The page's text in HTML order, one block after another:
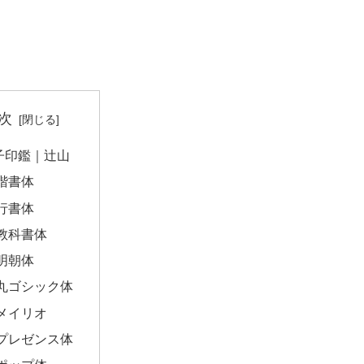
印鑑｜辻山
書体
書体
科書体
朝体
ゴシック体
イリオ
レゼンス体